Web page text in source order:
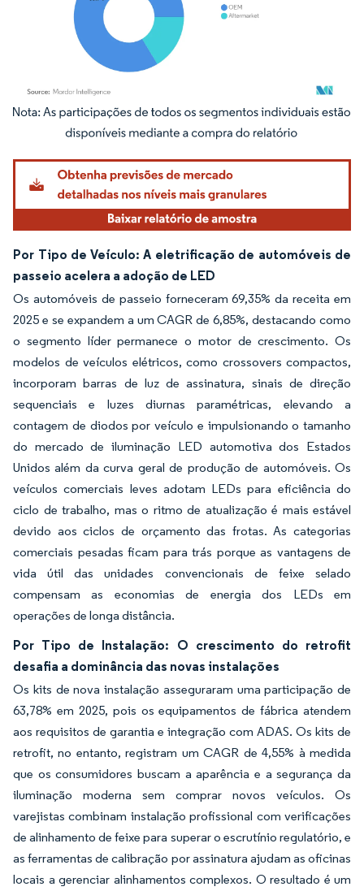
Imagem © Mordor Intelligence. O reuso requer atribuição conforme CC BY 4.0.
Por Tipo de Veículo: A eletrificação de automóveis de
passeio acelera a adoção de LED
Os automóveis de passeio forneceram 69,35% da receita em
2025 e se expandem a um CAGR de 6,85%, destacando como
o segmento líder permanece o motor de crescimento. Os
modelos de veículos elétricos, como crossovers compactos,
incorporam barras de luz de assinatura, sinais de direção
sequenciais e luzes diurnas paramétricas, elevando a
contagem de diodos por veículo e impulsionando o tamanho
do mercado de iluminação LED automotiva dos Estados
Unidos além da curva geral de produção de automóveis. Os
veículos comerciais leves adotam LEDs para eficiência do
ciclo de trabalho, mas o ritmo de atualização é mais estável
devido aos ciclos de orçamento das frotas. As categorias
comerciais pesadas ficam para trás porque as vantagens de
vida útil das unidades convencionais de feixe selado
compensam as economias de energia dos LEDs em
operações de longa distância.
Por Tipo de Instalação: O crescimento do retrofit
desafia a dominância das novas instalações
Os kits de nova instalação asseguraram uma participação de
63,78% em 2025, pois os equipamentos de fábrica atendem
aos requisitos de garantia e integração com ADAS. Os kits de
retrofit, no entanto, registram um CAGR de 4,55% à medida
que os consumidores buscam a aparência e a segurança da
iluminação moderna sem comprar novos veículos. Os
varejistas combinam instalação profissional com verificações
de alinhamento de feixe para superar o escrutínio regulatório, e
as ferramentas de calibração por assinatura ajudam as oficinas
locais a gerenciar alinhamentos complexos. O resultado é um